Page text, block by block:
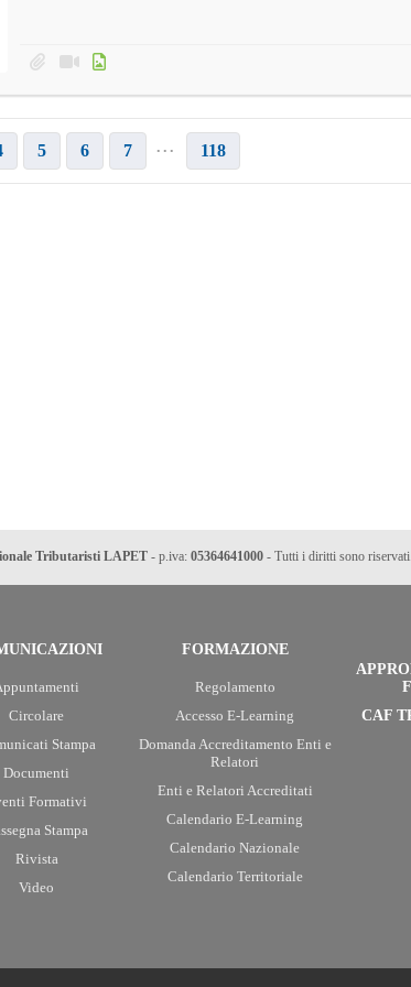
5 6 7 ... 118
Tributaristi LAPET - p.iva: 05364641000 - Tutti i diritti sono riservati.
Circolare
Stampa
Documenti
Formativi
Stampa
Rivista
Video
FORMAZIONE
Regolamento
Accesso E-Learning
Domanda Accreditamento Enti e
Relatori
Enti e Relatori Accreditati
Calendario E-Learning
Calendario Nazionale
Calendario Territoriale
CAF